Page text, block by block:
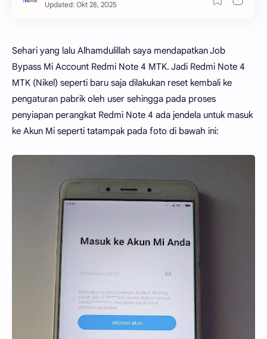
Sehari yang lalu Alhamdulillah saya mendapatkan Job
Bypass Mi Account Redmi Note 4 MTK. Jadi Redmi Note 4
MTK (Nikel) seperti baru saja dilakukan reset kembali ke
pengaturan pabrik oleh user sehingga pada proses
penyiapan perangkat Redmi Note 4 ada jendela untuk masuk
ke Akun Mi seperti tatampak pada foto di bawah ini: